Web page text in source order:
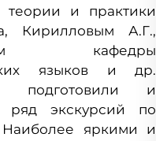
теории и практики
Кирилловым А.Г.,
кафедры
языков и др.
подготовили и
ряд экскурсий по
яркими и